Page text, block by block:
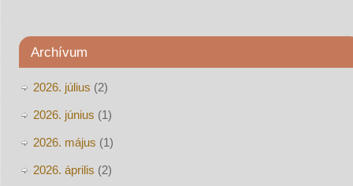
Archívum
2026. július (2)
2026. június (1)
2026. május (1)
2026. április (2)